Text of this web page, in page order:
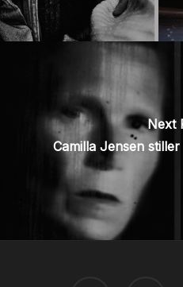
Next
Camilla Jensen